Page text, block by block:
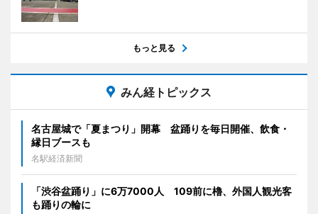
もっと見る
みん経トピックス
名古屋城で「夏まつり」開幕 盆踊りを毎日開催、飲食・
縁日ブースも
名駅経済新聞
「渋谷盆踊り」に6万7000人 109前に櫓、外国人観光客
も踊りの輪に